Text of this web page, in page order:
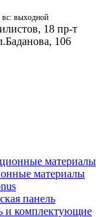
вс: выходной
18 пр-т
106
материалы
панель